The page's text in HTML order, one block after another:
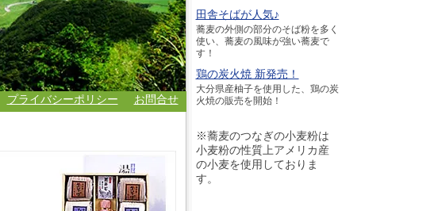
お問合せ
プライバシーポリシー
※蕎麦のつなぎの小麦粉は
小麦粉の性質上アメリカ産
の小麦を使用しておりま
す。
田舎そばが人気♪
蕎麦の外側の部分のそば粉を多く
使い、蕎麦の風味が強い蕎麦で
す！
鶏の炭火焼 新発売！
大分県産柚子を使用した、鶏の炭
火焼の販売を開始！